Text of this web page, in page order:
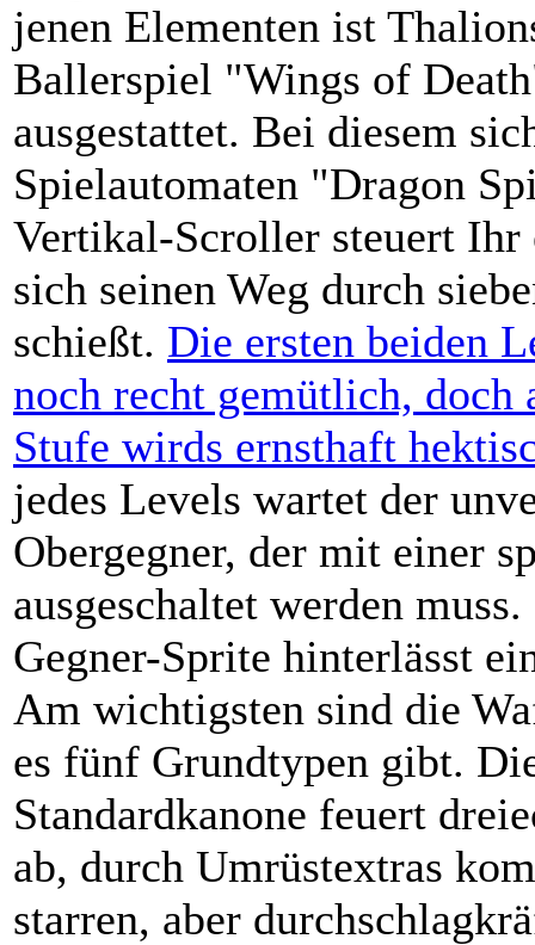
jenen Elementen ist
Ballerspiel "Wings of
ausgestattet. Bei diesem
Spielautomaten "Dragon
Vertikal-Scroller steuert Ihr
sich seinen Weg durch
schießt. Die ersten beiden
noch recht gemütlich, doch
Stufe wirds ernsthaft
jedes Levels wartet der
Obergegner, der mit einer
ausgeschaltet werden
Gegner-Sprite hinterlässt
Am wichtigsten sind die
es fünf Grundtypen gibt.
Standardkanone feuert
ab, durch Umrüstextras
starren, aber